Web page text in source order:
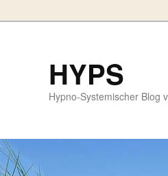
HYPS
Hypno-Systemischer Blog